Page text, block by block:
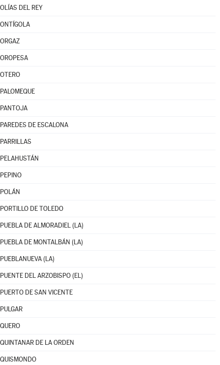
OLÍAS DEL REY
ONTÍGOLA
ORGAZ
OROPESA
OTERO
PALOMEQUE
PANTOJA
PAREDES DE ESCALONA
PARRILLAS
PELAHUSTÁN
PEPINO
POLÁN
PORTILLO DE TOLEDO
PUEBLA DE ALMORADIEL (LA)
PUEBLA DE MONTALBÁN (LA)
PUEBLANUEVA (LA)
PUENTE DEL ARZOBISPO (EL)
PUERTO DE SAN VICENTE
PULGAR
QUERO
QUINTANAR DE LA ORDEN
QUISMONDO